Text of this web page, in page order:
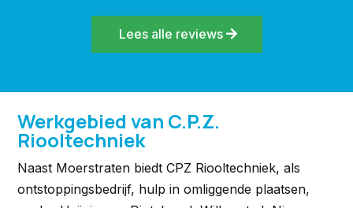
Lees alle reviews
Werkgebied van C.P.Z.
Riooltechniek
Naast Moerstraten biedt CPZ Riooltechniek, als
ontstoppingsbedrijf, hulp in omliggende plaatsen,